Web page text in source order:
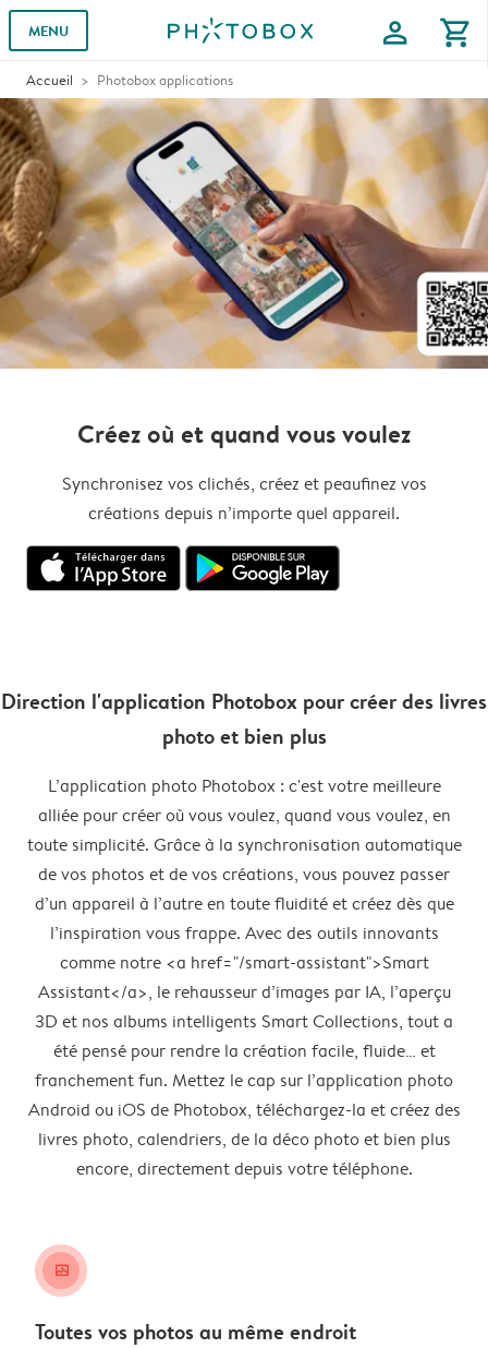
MENU profile shopping_cart
Accueil Photobox applications
Créez où et quand vous voulez
Synchronisez vos clichés, créez et peaufinez vos
créations depuis n’importe quel appareil.
Direction l'application Photobox pour créer des livres
photo et bien plus
L’application photo Photobox : c'est votre meilleure
alliée pour créer où vous voulez, quand vous voulez, en
toute simplicité. Grâce à la synchronisation automatique
de vos photos et de vos créations, vous pouvez passer
d’un appareil à l’autre en toute fluidité et créez dès que
l’inspiration vous frappe. Avec des outils innovants
comme notre <a href="/smart-assistant">Smart
Assistant</a>, le rehausseur d’images par IA, l’aperçu
3D et nos albums intelligents Smart Collections, tout a
été pensé pour rendre la création facile, fluide… et
franchement fun. Mettez le cap sur l’application photo
Android ou iOS de Photobox, téléchargez-la et créez des
livres photo, calendriers, de la déco photo et bien plus
encore, directement depuis votre téléphone.
image_placeholder
Toutes vos photos au même endroit